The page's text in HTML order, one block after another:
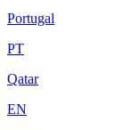
Portugal
PT
Qatar
EN